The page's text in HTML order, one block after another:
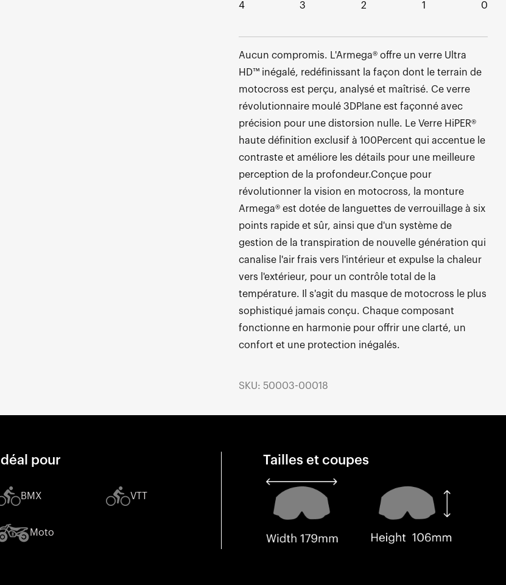
4 3 2 1 0
Aucun compromis. L'Armega® offre un verre Ultra
HD™ inégalé, redéfinissant la façon dont le terrain de
motocross est perçu, analysé et maîtrisé. Ce verre
révolutionnaire moulé 3DPlane est façonné avec
précision pour une distorsion nulle. Le Verre HiPER®
haute définition exclusif à 100Percent qui accentue le
contraste et améliore les détails pour une meilleure
perception de la profondeur.Conçue pour
révolutionner la vision en motocross, la monture
Armega® est dotée de languettes de verrouillage à six
points rapide et sûr, ainsi que d'un système de
gestion de la transpiration de nouvelle génération qui
canalise l'air frais vers l'intérieur et expulse la chaleur
vers l'extérieur, pour un contrôle total de la
température. Il s'agit du masque de motocross le plus
sophistiqué jamais conçu. Chaque composant
fonctionne en harmonie pour offrir une clarté, un
confort et une protection inégalés.
SKU: 50003-00018
Idéal pour
BMX VTT
Moto
Tailles et coupes